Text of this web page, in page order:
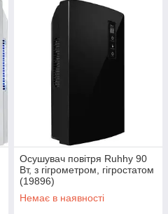
Осушувач повітря Ruhhy 90
Вт, з гігрометром, гігростатом
(19896)
Немає в наявності